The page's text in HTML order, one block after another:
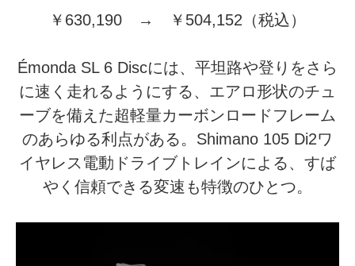
￥630,190 → ￥504,152（税込）
Émonda SL 6 Discには、平坦路や登りをさら
に速く走れるようにする、エアロ形状のチュ
ーブを備えた超軽量カーボンロードフレーム
のあらゆる利点がある。Shimano 105 Di2ワ
イヤレス電動ドライブトレインによる、すば
やく信頼できる変速も特徴のひとつ。